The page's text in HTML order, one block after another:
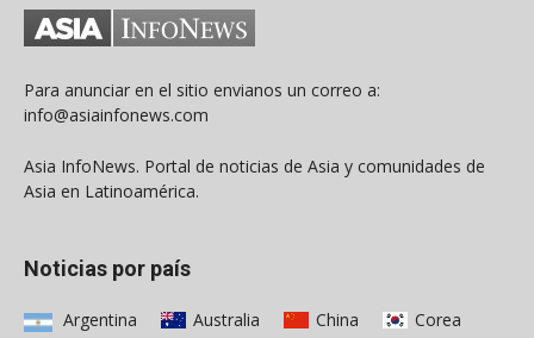
Para anunciar en el sitio envianos un correo a:
info@asiainfonews.com
Asia InfoNews. Portal de noticias de Asia y comunidades de
Asia en Latinoamérica.
Noticias por país
Argentina Australia China
Corea